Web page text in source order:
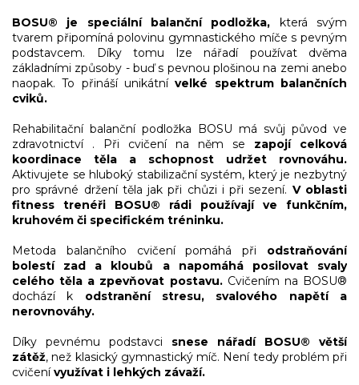
BOSU® je speciální balanční podložka, která svým
tvarem připomíná polovinu gymnastického míče s pevným
podstavcem. Díky tomu lze nářadí používat dvěma
základními způsoby - buď s pevnou plošinou na zemi anebo
naopak. To přináší unikátnívelké spektrum balančních
cviků.
Rehabilitační balanční podložka BOSU má svůj původ ve
zdravotnictví . Při cvičení na něm se zapojí celková
koordinace těla a schopnost udržet rovnováhu.
Aktivujete se hluboký stabilizační systém, který je nezbytný
pro správné držení těla jak při chůzi i při sezení. V oblasti
fitness trenéři BOSU® rádi používají ve funkčním,
kruhovém či specifickém tréninku.
Metoda balančního cvičení pomáhá při odstraňování
bolestí zad a kloubů a napomáhá posilovat svaly
celého těla a zpevňovat postavu.Cvičením na BOSU®
dochází k odstranění stresu, svalového napětí a
nerovnováhy.
Díky pevnému podstavci snese nářadí BOSU® větší
zátěž, než klasický gymnastický míč. Není tedy problém při
cvičenívyužívat i lehkých závaží.